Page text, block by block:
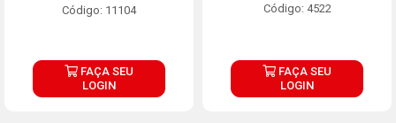
Código: 11104
FAÇA SEU
LOGIN
Código: 4522
FAÇA SEU
LOGIN